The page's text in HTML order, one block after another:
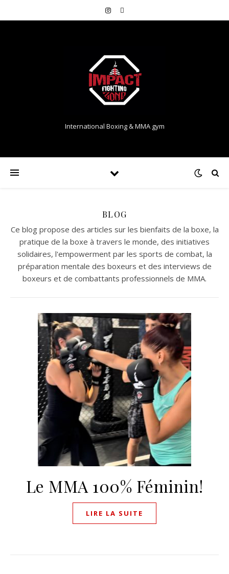
International Boxing & MMA gym
BLOG
Ce blog propose des articles sur les bienfaits de la boxe, la
pratique de la boxe à travers le monde, des initiatives
solidaires, l'empowerment par les sports de combat, la
préparation mentale des boxeurs et des interviews de
boxeurs et de combattants professionnels de MMA.
Le MMA 100% Féminin!
LIRE LA SUITE